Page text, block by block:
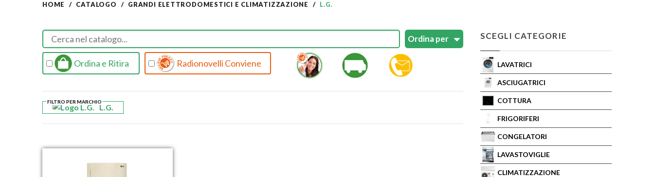
HOME CATALOGO GRANDI ELETTRODOMESTICI E CLIMATIZZAZIONE L.G.
SCEGLI CATEGORIE
LAVATRICI
ASCIUGATRICI
COTTURA
FRIGORIFERI
CONGELATORI
LAVASTOVIGLIE
CLIMATIZZAZIONE
Ordina e Ritira Radionovelli Conviene
L.G.
FILTRO PER MARCHIO